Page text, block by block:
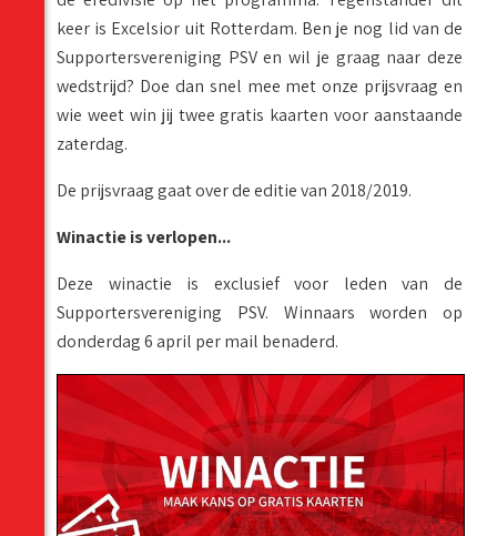
keer is Excelsior uit Rotterdam. Ben je nog lid van de
Supportersvereniging PSV en wil je graag naar deze
wedstrijd? Doe dan snel mee met onze prijsvraag en
wie weet win jij twee gratis kaarten voor aanstaande
zaterdag.
De prijsvraag gaat over de editie van 2018/2019.
Winactie is verlopen...
Deze winactie is exclusief voor leden van de
Supportersvereniging PSV. Winnaars worden op
donderdag 6 april per mail benaderd.